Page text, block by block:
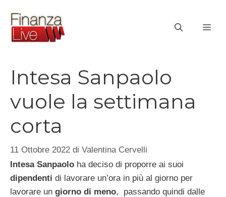
contenuto
Intesa Sanpaolo
vuole la settimana
corta
11 Ottobre 2022 di Valentina Cervelli
Intesa Sanpaolo ha deciso di proporre ai suoi
dipendenti di lavorare un’ora in più al giorno per
lavorare un giorno di meno, passando quindi dalle